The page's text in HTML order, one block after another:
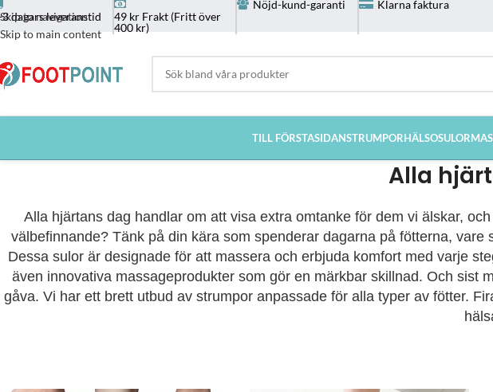
Skip to navigation
Skip to main content
dagars leveranstid
49 kr Frakt (Fritt över
400 kr)
Nöjd-kund-garanti Klarna faktura
TILL FÖRSTASIDANSTRUMPORHÄLSOSULOR
Alla
Alla hjärtans dag handlar om att visa extra omtanke för dem vi älskar,
välbefinnande? Tänk på din kära som spenderar dagarna på fötterna,
Dessa sulor är designade för att massera och erbjuda komfort med varje
även innovativa massageprodukter som gör en märkbar skillnad. Och sist
gåva. Vi har ett brett utbud av strumpor anpassade för alla typer av fötter.